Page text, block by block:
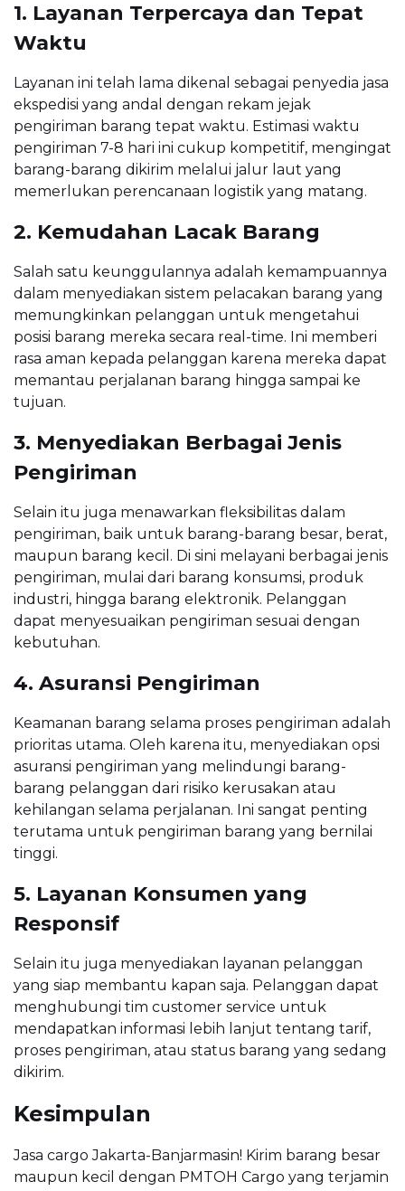
1. Layanan Terpercaya dan Tepat
Waktu
Layanan ini telah lama dikenal sebagai penyedia jasa
ekspedisi yang andal dengan rekam jejak
pengiriman barang tepat waktu. Estimasi waktu
pengiriman 7-8 hari ini cukup kompetitif, mengingat
barang-barang dikirim melalui jalur laut yang
memerlukan perencanaan logistik yang matang.
2. Kemudahan Lacak Barang
Salah satu keunggulannya adalah kemampuannya
dalam menyediakan sistem pelacakan barang yang
memungkinkan pelanggan untuk mengetahui
posisi barang mereka secara real-time. Ini memberi
rasa aman kepada pelanggan karena mereka dapat
memantau perjalanan barang hingga sampai ke
tujuan.
3. Menyediakan Berbagai Jenis
Pengiriman
Selain itu juga menawarkan fleksibilitas dalam
pengiriman, baik untuk barang-barang besar, berat,
maupun barang kecil. Di sini melayani berbagai jenis
pengiriman, mulai dari barang konsumsi, produk
industri, hingga barang elektronik. Pelanggan
dapat menyesuaikan pengiriman sesuai dengan
kebutuhan.
4. Asuransi Pengiriman
Keamanan barang selama proses pengiriman adalah
prioritas utama. Oleh karena itu, menyediakan opsi
asuransi pengiriman yang melindungi barang-
barang pelanggan dari risiko kerusakan atau
kehilangan selama perjalanan. Ini sangat penting
terutama untuk pengiriman barang yang bernilai
tinggi.
5. Layanan Konsumen yang
Responsif
Selain itu juga menyediakan layanan pelanggan
yang siap membantu kapan saja. Pelanggan dapat
menghubungi tim customer service untuk
mendapatkan informasi lebih lanjut tentang tarif,
proses pengiriman, atau status barang yang sedang
dikirim.
Kesimpulan
Jasa cargo Jakarta-Banjarmasin! Kirim barang besar
maupun kecil dengan PMTOH Cargo yang terjamin